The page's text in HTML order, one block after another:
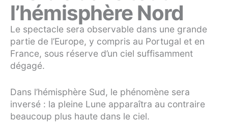
l’hémisphère Nord
Le spectacle sera observable dans une grande
partie de l’Europe, y compris au Portugal et en
France, sous réserve d’un ciel suffisamment
dégagé.
Dans l’hémisphère Sud, le phénomène sera
inversé : la pleine Lune apparaîtra au contraire
beaucoup plus haute dans le ciel.